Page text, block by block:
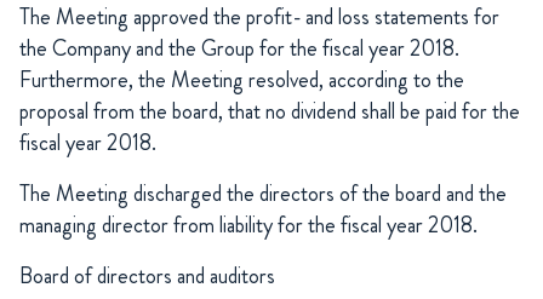
The Meeting approved the profit- and loss statements for
the Company and the Group for the fiscal year 2018.
Furthermore, the Meeting resolved, according to the
proposal from the board, that no dividend shall be paid for the
fiscal year 2018.
The Meeting discharged the directors of the board and the
managing director from liability for the fiscal year 2018.
Board of directors and auditors